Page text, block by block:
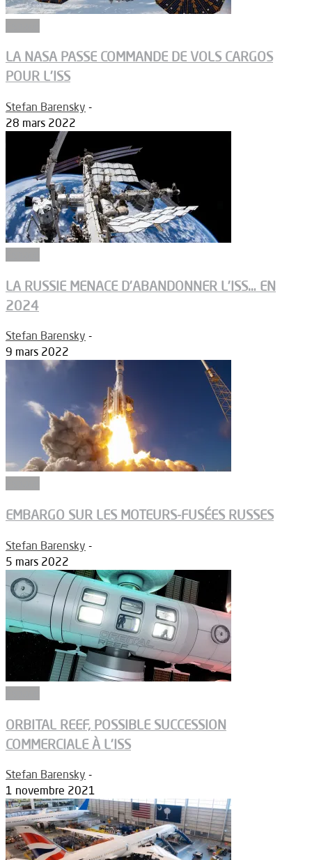
LA NASA PASSE COMMANDE DE VOLS CARGOS
POUR L’ISS
Stefan Barensky -
28 mars 2022
LA RUSSIE MENACE D’ABANDONNER L’ISS… EN
2024
Stefan Barensky -
9 mars 2022
EMBARGO SUR LES MOTEURS-FUSÉES RUSSES
Stefan Barensky -
5 mars 2022
ORBITAL REEF, POSSIBLE SUCCESSION
COMMERCIALE À L’ISS
Stefan Barensky -
1 novembre 2021